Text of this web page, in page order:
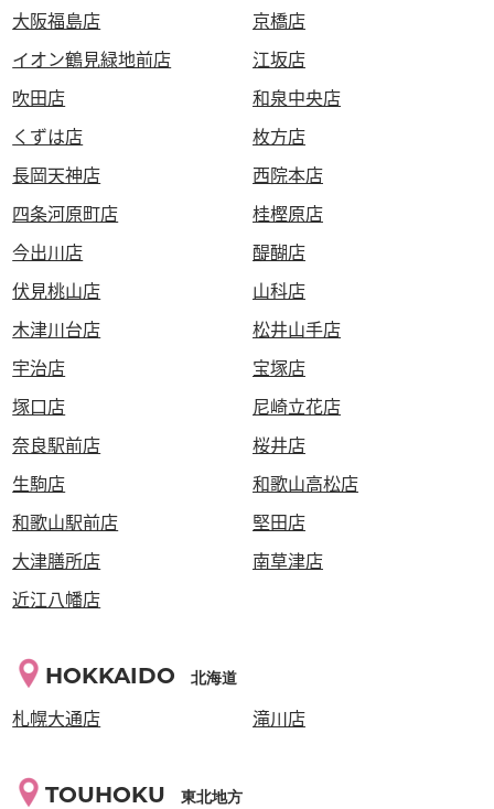
大阪福島店
京橋店
イオン鶴見緑地前店
江坂店
吹田店
和泉中央店
くずは店
枚方店
長岡天神店
西院本店
四条河原町店
桂樫原店
今出川店
醍醐店
伏見桃山店
山科店
木津川台店
松井山手店
宇治店
宝塚店
塚口店
尼崎立花店
奈良駅前店
桜井店
生駒店
和歌山高松店
和歌山駅前店
堅田店
大津膳所店
南草津店
近江八幡店
HOKKAIDO 北海道
札幌大通店 滝川店
TOUHOKU 東北地方